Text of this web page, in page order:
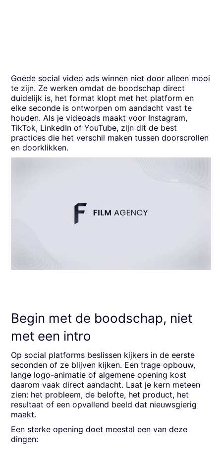
Goede social video ads winnen niet door alleen mooi
te zijn. Ze werken omdat de boodschap direct
duidelijk is, het format klopt met het platform en
elke seconde is ontworpen om aandacht vast te
houden. Als je videoads maakt voor Instagram,
TikTok, LinkedIn of YouTube, zijn dit de best
practices die het verschil maken tussen doorscrollen
en doorklikken.
Begin met de boodschap, niet
met een intro
Op social platforms beslissen kijkers in de eerste
seconden of ze blijven kijken. Een trage opbouw,
lange logo-animatie of algemene opening kost
daarom vaak direct aandacht. Laat je kern meteen
zien: het probleem, de belofte, het product, het
resultaat of een opvallend beeld dat nieuwsgierig
maakt.
Een sterke opening doet meestal een van deze
dingen: